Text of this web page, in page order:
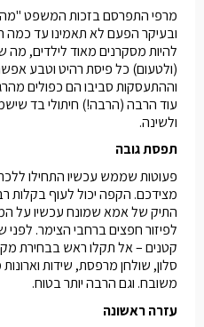
מרפי התפרסם בזכות המשפט
ובעיקר הפעם לא תאמינו עד כמה
להיות מסקרנים מאוד לילדים, מה
(ולטעום) כל פיסת רהיט וטבע
וההתעסקות סביבו הם כפולים
עוד הרבה (הרבה!) חיתולי בד
ולשינה.
תפסת גובה
פעוטות שממש עכשיו התחילו
מצידכם. הקפה יכול לעוף
התיק של אמא שמונח עכשיו על
לפיזור חפצים ברחבי הצימר. לפני
קטנים – אל תקלו ראש בבחירת
סלון, שולחן מרפסת, שידות
משובח. וגם הרבה יותר בטוח.
עזרה ראשונה